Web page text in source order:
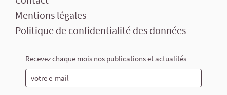
Mentions légales
Politique de confidentialité des données
Recevez chaque mois nos publications et actualités